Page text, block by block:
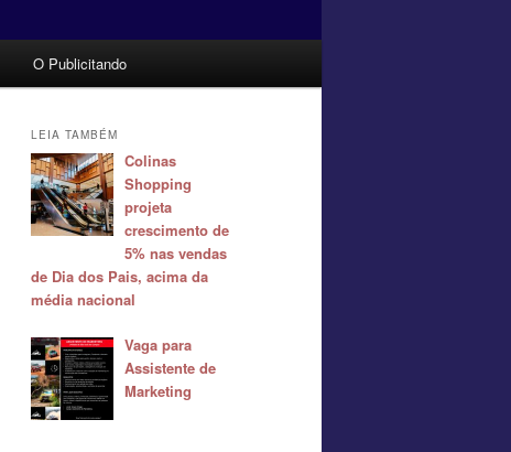
O Publicitando
LEIA TAMBÉM
Colinas
Shopping
projeta
crescimento de
5% nas vendas
de Dia dos Pais, acima da
média nacional
Vaga para
Assistente de
Marketing